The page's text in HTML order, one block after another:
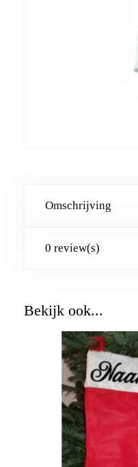
Omschrijving
0 review(s)
Bekijk ook...